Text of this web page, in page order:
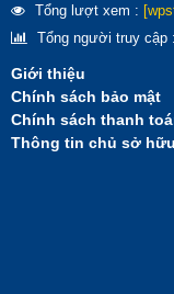
Tổng lượt xem :
Tổng người truy cập :
Giới thiệu
Chính sách bảo mật
Chính sách thanh
Thông tin chủ sở hữu